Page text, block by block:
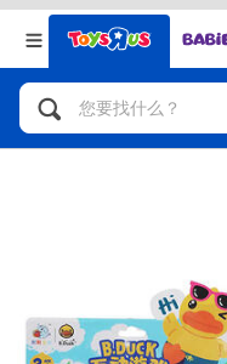
返回
分类目录
人气英雄，角色
拼砌组合及乐高
玩具车，货车，
返回
品牌